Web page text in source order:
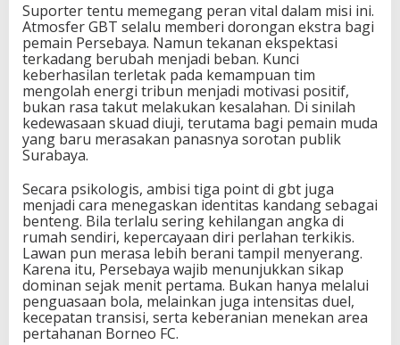
Suporter tentu memegang peran vital dalam misi ini.
Atmosfer GBT selalu memberi dorongan ekstra bagi
pemain Persebaya. Namun tekanan ekspektasi
terkadang berubah menjadi beban. Kunci
keberhasilan terletak pada kemampuan tim
mengolah energi tribun menjadi motivasi positif,
bukan rasa takut melakukan kesalahan. Di sinilah
kedewasaan skuad diuji, terutama bagi pemain muda
yang baru merasakan panasnya sorotan publik
Surabaya.
Secara psikologis, ambisi tiga point di gbt juga
menjadi cara menegaskan identitas kandang sebagai
benteng. Bila terlalu sering kehilangan angka di
rumah sendiri, kepercayaan diri perlahan terkikis.
Lawan pun merasa lebih berani tampil menyerang.
Karena itu, Persebaya wajib menunjukkan sikap
dominan sejak menit pertama. Bukan hanya melalui
penguasaan bola, melainkan juga intensitas duel,
kecepatan transisi, serta keberanian menekan area
pertahanan Borneo FC.